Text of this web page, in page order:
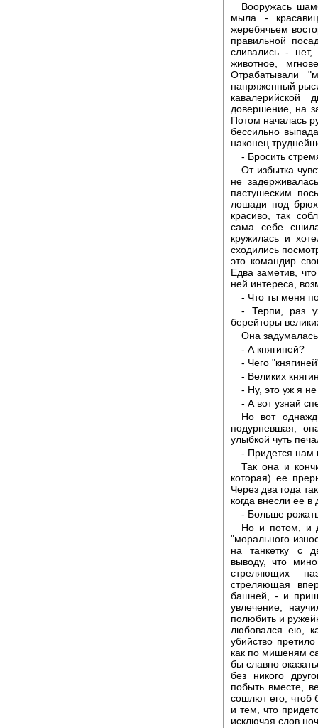
Вооружась
мыла -
жеребячьем
правильной
сливались -
животное,
Отрабатывали
напряженный
довершение, на
Потом началась
бессильно
наконец
- Бросить
От избытка
не
пастушеским
лошади под
красиво, так
сама себе
кружилась и
сходились
это командир
Едва заметив,
ней интереса,
- Что ты меня
- Терпи, раз
берейторы
Она
- А княгиней?
- Чего
- Великих
- Ну, это уж я
- А вот узнай
Но вот
подурневшая,
улыбкой чуть
- Придется нам
Так она и
которая) ее
Через два года
когда внесли ее
- Больше
Но и потом, и
"морального
на танкетку с
выводу, что
стреляющих
стреляющая
башней, - и
увлечение,
полюбить и
любовался ею,
убийство
как по мишеням
бы славно
без никого
побыть вместе,
сошлют его, чтоб
и тем, что
исключая слов